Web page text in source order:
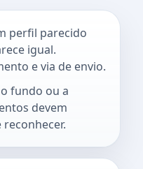
perfil parecido
igual.
e via de envio.
fundo ou a
devem